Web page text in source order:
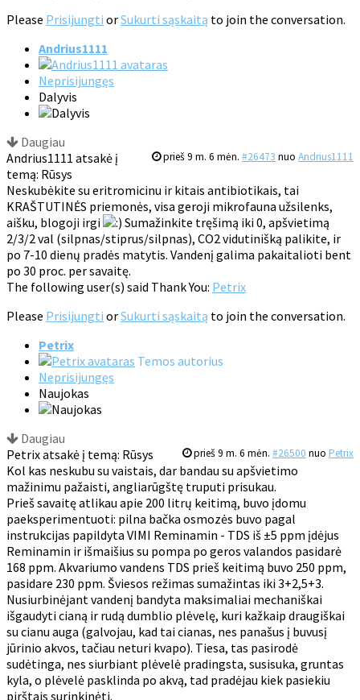
Please Prisijungti orSukurti sąskaitą to join the conversation.
Andrius1111
Neprisijungęs
Dalyvis
Daugiau
prieš 9 m. 6 mėn. #26473 nuo Andrius1111
Andrius1111 atsakė į
temą: Rūsys
Neskubėkite su eritromicinu ir kitais antibiotikais, tai
KRAŠTUTINĖS priemonės, visa geroji mikrofauna užsilenks,
aišku, blogoji irgi
Sumažinkite tręšimą iki 0, apšvietimą
2/3/2 val (silpnas/stiprus/silpnas), CO2 vidutinišką palikite, ir
po 7-10 dienų pradės matytis. Vandenį galima pakaitalioti bent
po 30 proc. per savaitę.
The following user(s) said Thank You: Petrix
Please Prisijungti orSukurti sąskaitą to join the conversation.
Petrix
Temos autorius
Neprisijungęs
Naujokas
Daugiau
prieš 9 m. 6 mėn. #26500 nuo Petrix
Petrix atsakė į temą: Rūsys
Kol kas neskubu su vaistais, dar bandau su apšvietimo
mažinimu pažaisti, angliarūgštę truputi prisukau.
Prieš savaitę atlikau apie 200 litrų keitimą, buvo įdomu
paeksperimentuoti: pilna bačka osmozės buvo pagal
instrukcijas papildyta VIMI Reminamin - TDS iš ±5 ppm įdėjus
Reminamin ir išmaišius su pompa po geros valandos pasidarė
168 ppm. Akvariumo vandens TDS prieš keitimą buvo 250 ppm,
pasidare 230 ppm. Šviesos režimas sumažintas iki 3+2,5+3.
Nusiurbinėjant vandenį bandyta maksimaliai mechaniškai
išgaudyti cianą ir rudą dumblio plėvelę, kuri kažkaip draugiškai
su cianu auga (galvojau, kad tai cianas, nes panašus į buvusį
jūrinio akvos, tačiau neturi kvapo). Tiesa, tas pasirodė
sudėtinga, nes siurbiant plėvelė pradingsta, susisuka, gruntas
kyla, o plėvelė pasklinda po akvą, tad pradėjau kiek pasiekiu
pirštais surinkinėti.